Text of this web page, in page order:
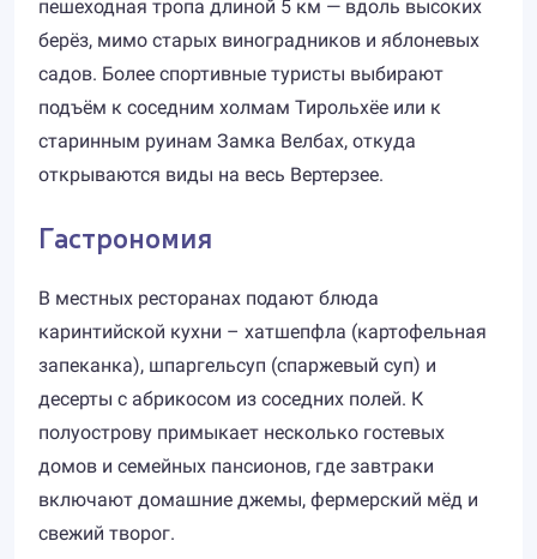
пешеходная тропа длиной 5 км — вдоль высоких
берёз, мимо старых виноградников и яблоневых
садов. Более спортивные туристы выбирают
подъём к соседним холмам Тирольхёе или к
старинным руинам Замка Велбах, откуда
открываются виды на весь Вертерзее.
Гастрономия
В местных ресторанах подают блюда
каринтийской кухни – хатшепфла (картофельная
запеканка), шпаргельсуп (спаржевый суп) и
десерты с абрикосом из соседних полей. К
полуострову примыкает несколько гостевых
домов и семейных пансионов, где завтраки
включают домашние джемы, фермерский мёд и
свежий творог.